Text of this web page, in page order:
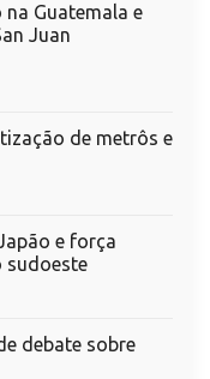
Guatemala e
Juan
de metrôs e
e força
sudoeste
debate sobre